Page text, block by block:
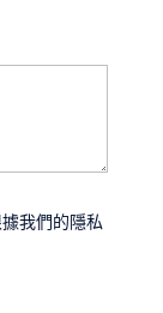
我們的隱私